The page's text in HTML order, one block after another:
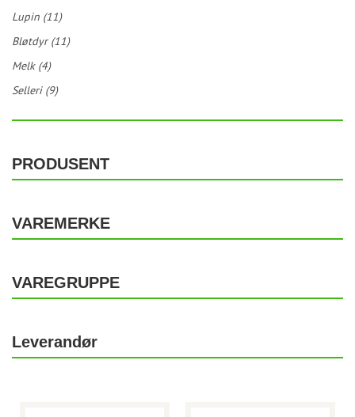
Lupin (11)
Bløtdyr (11)
Melk (4)
Selleri (9)
PRODUSENT
VAREMERKE
VAREGRUPPE
Leverandør